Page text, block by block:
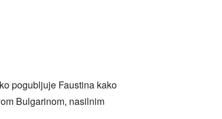
pogubljuje Faustina kako
Bulgarinom, nasilnim